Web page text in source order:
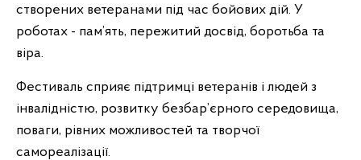
створених ветеранами під час бойових дій. У
роботах - пам’ять, пережитий досвід, боротьба та
віра.
Фестиваль сприяє підтримці ветеранів і людей з
інвалідністю, розвитку безбар’єрного середовища,
поваги, рівних можливостей та творчої
самореалізації.